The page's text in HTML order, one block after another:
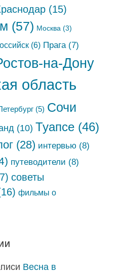
(15)
(57) Москва (3)
(6) Прага(7)
на-Дону
область
(5) Сочи
(10) Туапсе (46)
(28) интервью (8)
путеводители (8)
советы
фильмы о
Весна в